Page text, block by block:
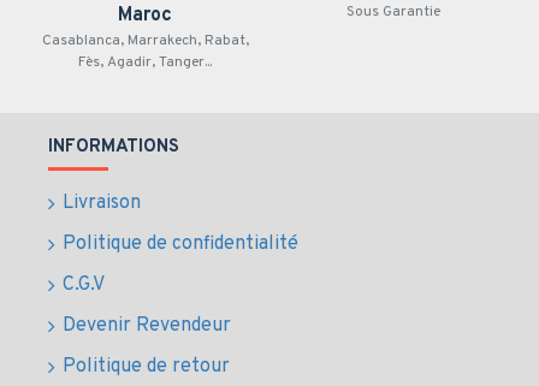
Nombre de phases
Tension nominale (V)
garanti LwA dB(A)
Niveau de pression acoustique
@7m dB(A)
Type moteur
Maroc
Casablanca, Marrakech, Rabat,
Fès, Agadir, Tanger...
Sous Garantie
INFORMATIONS
Livraison
Politique de confidentialité
C.G.V
Devenir Revendeur
Politique de retour